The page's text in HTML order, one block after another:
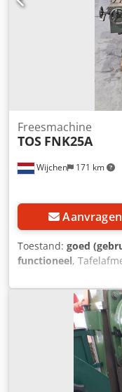
Wijchen 171 km
Freesmachine
TOS FNK25A
Aanvragen
Toestand: goed
functioneel,
verplaatsing 370 mm
verplaatsing
standen 0,035 /
automatische
verplaatsing (ijlgang)
4500 rpm,
machine 1,90 m
(hoogte)